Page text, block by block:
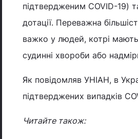
підтвердженим COVID-19)
дотації. Переважна
важко у людей, котрі мають
судинні хвороби або
Як повідомляв УНІАН, в
підтверджених випадків
Читайте також: